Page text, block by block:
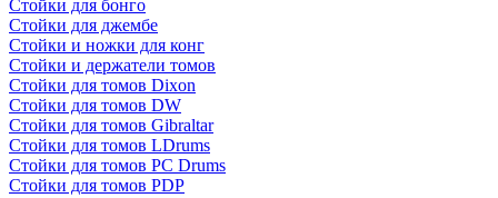
Стойки для бонго
Стойки для джембе
Стойки и ножки для конг
Стойки и держатели томов
Стойки для томов Dixon
Стойки для томов DW
Стойки для томов Gibraltar
Стойки для томов LDrums
Стойки для томов PC Drums
Стойки для томов PDP